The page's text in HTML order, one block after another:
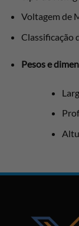
Voltagem de
Classificação
Pesos e